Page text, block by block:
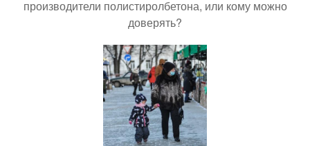
производители полистиролбетона, или кому можно
доверять?